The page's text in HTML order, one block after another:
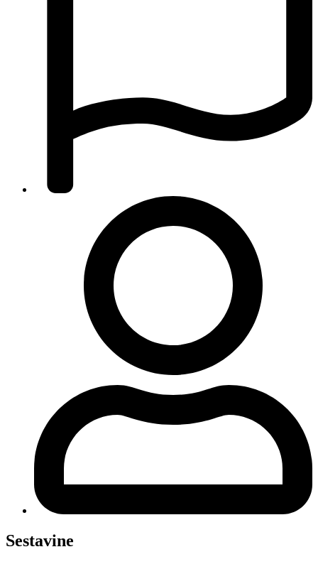
Sestavine